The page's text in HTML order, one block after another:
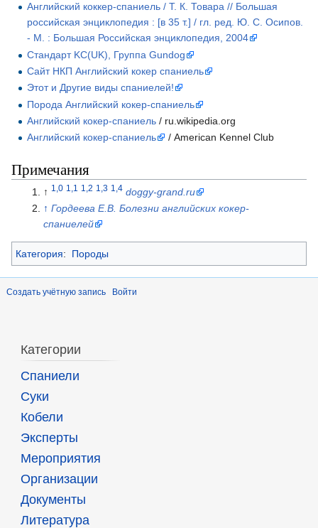
Английский коккер-спаниель / Т. К. Товара // Большая
российская энциклопедия : [в 35 т.] / гл. ред. Ю. С. Осипов.
- М. : Большая Российская энциклопедия, 2004
Стандарт KC(UK), Группа Gundog
Сайт НКП Английский кокер спаниель
Этот и Другие виды спаниелей!
Порода Английский кокер-спаниель
Английский кокер-спаниель / ru.wikipedia.org
Английский кокер-спаниель
/ American Kennel Club
Примечания
↑ 1,0 1,1 1,2 1,3 1,4 doggy-grand.ru
↑ Гордеева Е.В. Болезни английских кокер-
спаниелей
Категория: Породы
Создать учётную запись Войти
Категории
Спаниели
Суки
Кобели
Эксперты
Мероприятия
Организации
Документы
Литература